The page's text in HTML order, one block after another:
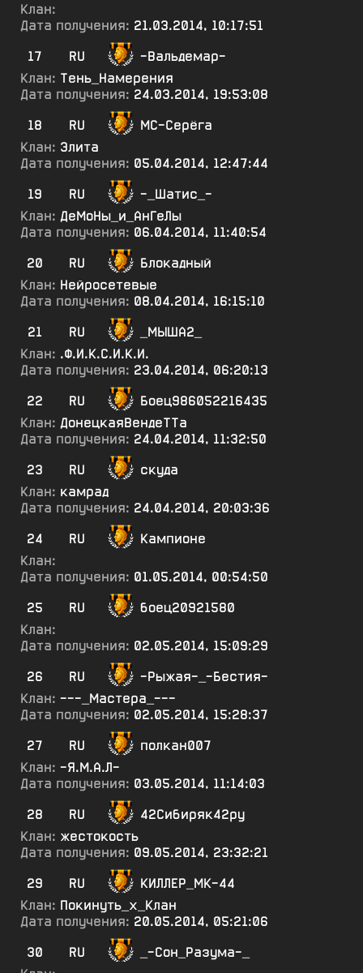
Клан:
Дата получения: 21.03.2014, 10:17:51
17
RU
-Вальдемар-
Клан: Тень_Намерения
Дата получения: 24.03.2014, 19:53:08
18
RU
МС-Серёга
Клан: Элита
Дата получения: 05.04.2014, 12:47:44
19
RU
-_Шатис_-
Клан: ДеМоНы_и_АнГеЛы
Дата получения: 06.04.2014, 11:40:54
20
RU
Блокадный
Клан: Нейросетевые
Дата получения: 08.04.2014, 16:15:10
21
RU
_МЫША2_
Клан: .Ф.И.К.С.И.К.И.
Дата получения: 23.04.2014, 06:20:13
22
RU
Боец986052216435
Клан: ДонецкаяВендеТТа
Дата получения: 24.04.2014, 11:32:50
23
RU
скуда
Клан: камрад
Дата получения: 24.04.2014, 20:03:36
24
RU
Кампионе
Клан:
Дата получения: 01.05.2014, 00:54:50
25
RU
боец20921580
Клан:
Дата получения: 02.05.2014, 15:09:29
26
RU
-Рыжая-_-Бестия-
Клан: ---_Мастера_---
Дата получения: 02.05.2014, 15:28:37
27
RU
полкан007
Клан: -Я.М.А.Л-
Дата получения: 03.05.2014, 11:14:03
28
RU
42Сибиряк42ру
Клан: жестокость
Дата получения: 09.05.2014, 23:32:21
29
RU
КИЛЛЕР_МК-44
Клан: Покинуть_х_Клан
Дата получения: 20.05.2014, 05:21:06
30
RU
_-Сон_Разума-_